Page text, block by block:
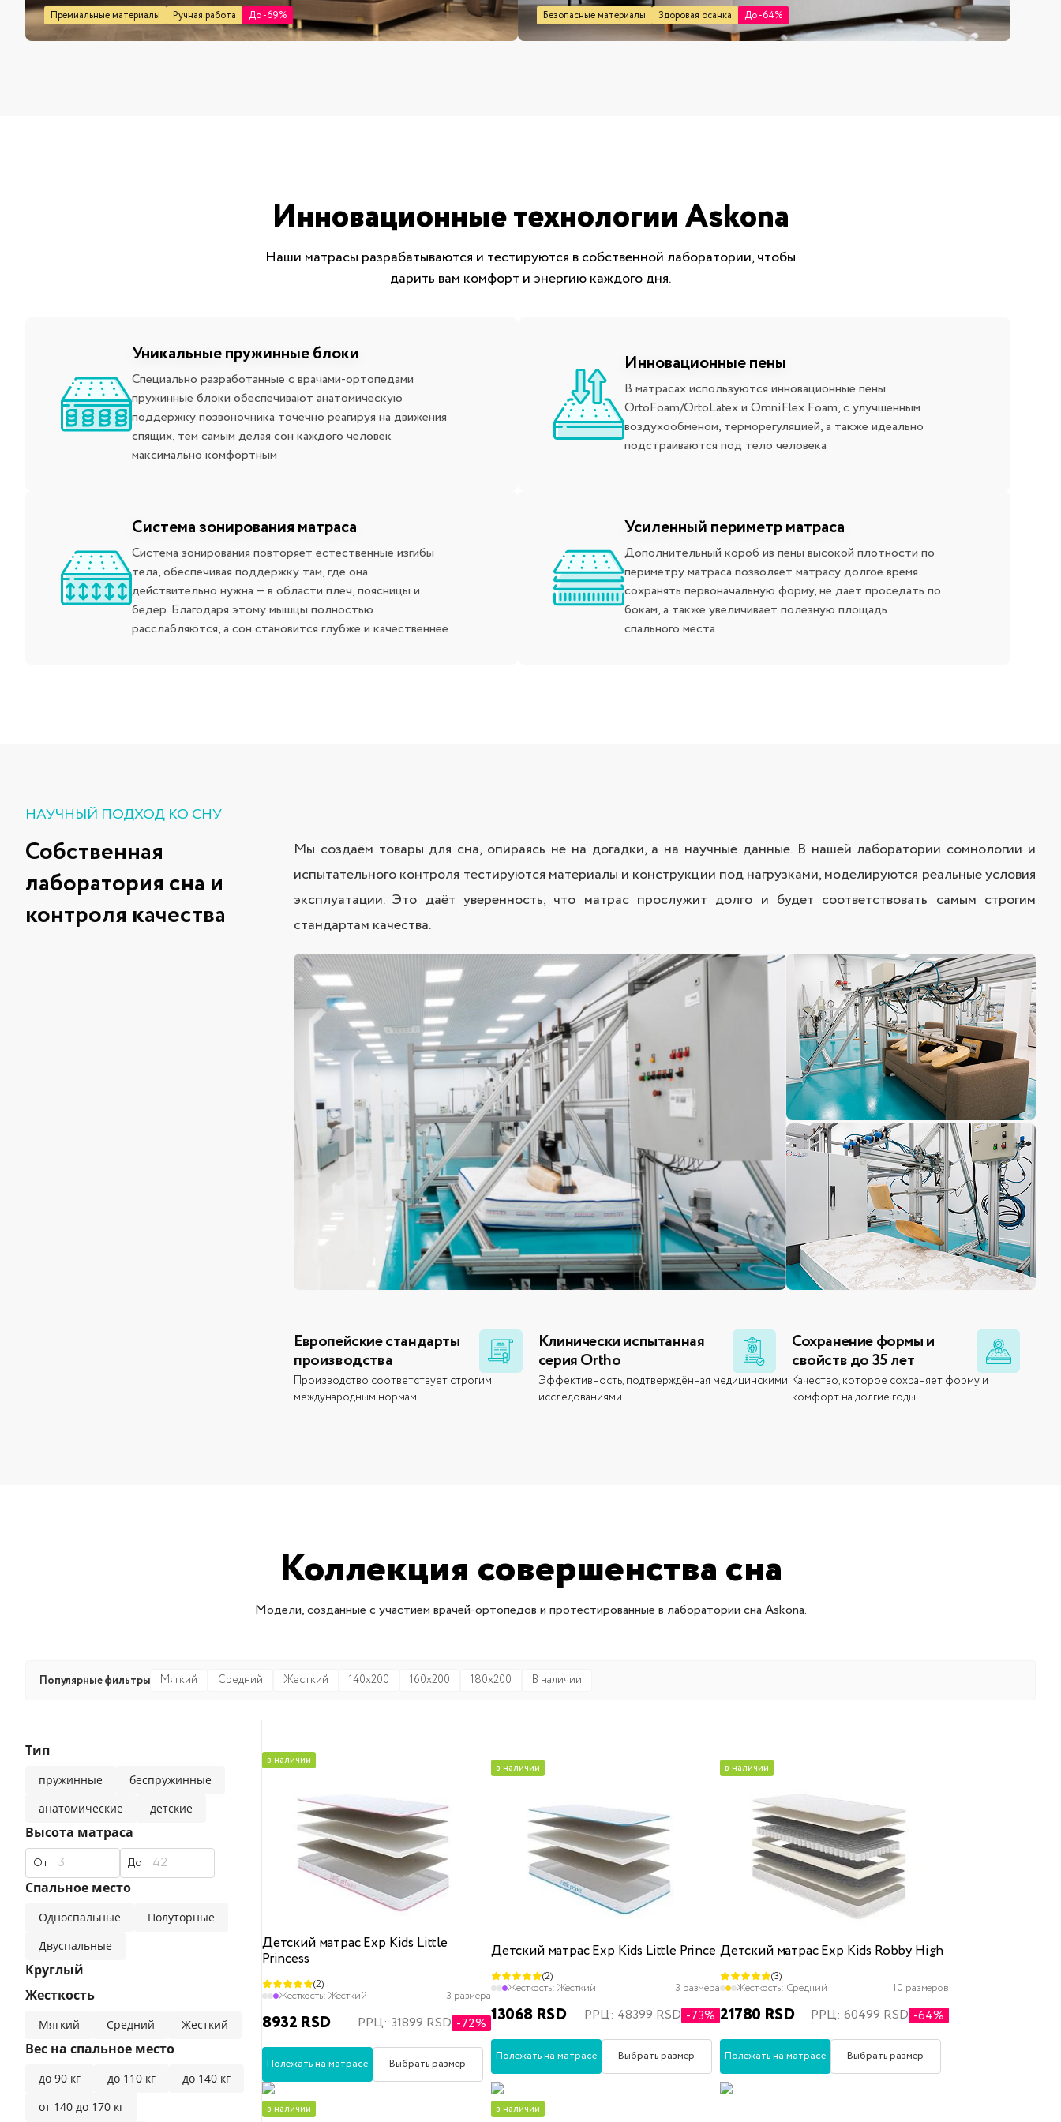
Премиальные материалы Ручная работа До -69% Безопасные материалы Здоровая осанка До -64%
Инновационные технологии Askona
Наши матрасы разрабатываются и тестируются в собственной лаборатории, чтобы
дарить вам комфорт и энергию каждого дня.
Уникальные пружинные блоки
Специально разработанные с врачами-ортопедами
пружинные блоки обеспечивают анатомическую
поддержку позвоночника точечно реагируя на движения
спящих, тем самым делая сон каждого человек
максимально комфортным
Инновационные пены
В матрасах используются инновационные пены
OrtoFoam/OrtoLatex и OmniFlex Foam, с улучшенным
воздухообменом, терморегуляцией, а также идеально
подстраиваются под тело человека
Система зонирования матраса
Система зонирования повторяет естественные изгибы
тела, обеспечивая поддержку там, где она
действительно нужна — в области плеч, поясницы и
бедер. Благодаря этому мышцы полностью
расслабляются, а сон становится глубже и качественнее.
Усиленный периметр матраса
Дополнительный короб из пены высокой плотности по
периметру матраса позволяет матрасу долгое время
сохранять первоначальную форму, не дает проседать по
бокам, а также увеличивает полезную площадь
спального места
НАУЧНЫЙ ПОДХОД КО СНУ
Собственная
лаборатория сна и
контроля качества
Мы создаём товары для сна, опираясь не на догадки, а на научные данные. В нашей лаборатории сомнологии и
испытательного контроля тестируются материалы и конструкции под нагрузками, моделируются реальные условия
эксплуатации. Это даёт уверенность, что матрас прослужит долго и будет соответствовать самым строгим
стандартам качества.
Европейские стандарты
производства
Производство соответствует строгим
международным нормам
Клинически испытанная
серия Ortho
Эффективность, подтверждённая медицинскими
исследованиями
Сохранение формы и
свойств до 35 лет
Качество, которое сохраняет форму и
комфорт на долгие годы
Коллекция совершенства сна
Модели, созданные с участием врачей-ортопедов и протестированные в лаборатории сна Askona.
Популярные фильтры Мягкий Средний Жесткий 140x200 160x200 180x200 В наличии
Тип
пружинные
беспружинные
анатомические
детские
Высота матраса
От До
Спальное место
Односпальные
Полуторные
Двуспальные
Круглый
Жесткость
Мягкий Средний Жесткий
Вес на спальное место
до 90 кг до 110 кг
до 140 кг
от 140 до 170 кг
в наличии
Детский матрас Exp Kids Little
Princess
(2)
Жесткость: Жесткий 3 размера
8932 RSD РРЦ: 31899 RSD -72%
Полежать на матрасе Выбрать размер
в наличии
Детский матрас Exp Kids Little Prince
(2)
Жесткость: Жесткий 3 размера
13068 RSD РРЦ: 48399 RSD -73%
Полежать на матрасе Выбрать размер
в наличии
Детский матрас Exp Kids Robby High
(3)
Жесткость: Средний 10 размеров
21780 RSD РРЦ: 60499 RSD -64%
Полежать на матрасе Выбрать размер
в наличии в наличии